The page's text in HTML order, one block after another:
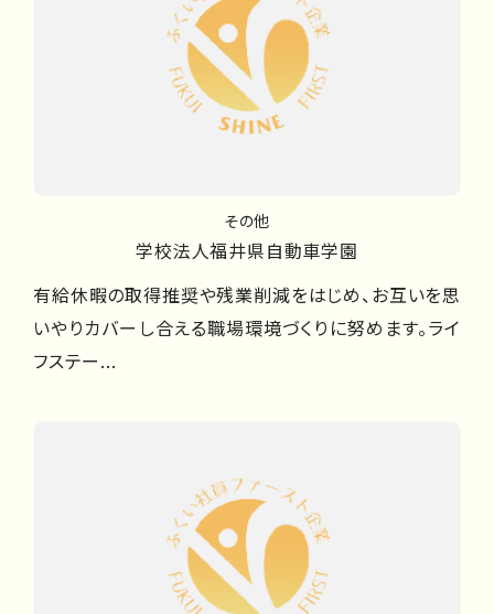
その他
学校法人福井県自動車学園
有給休暇の取得推奨や残業削減をはじめ、お互いを思
いやりカバーし合える職場環境づくりに努めます。ライ
フステー...